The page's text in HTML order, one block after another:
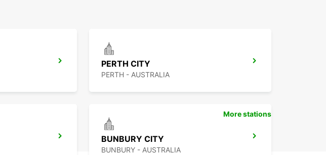
PERTH CITY
PERTH - AUSTRALIA
BUNBURY CITY
BUNBURY - AUSTRALIA
More stations